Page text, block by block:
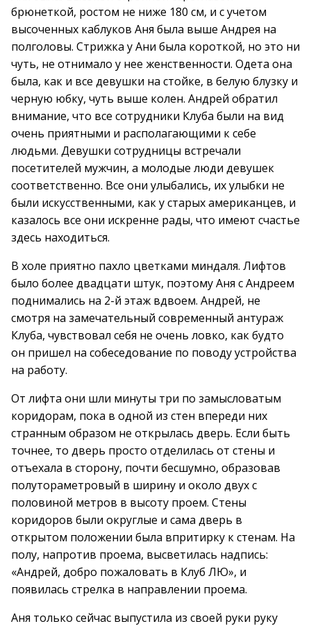
брюнеткой, ростом не ниже 180 см, и с учетом
высоченных каблуков Аня была выше Андрея на
полголовы. Стрижка у Ани была короткой, но это ни
чуть, не отнимало у нее женственности. Одета она
была, как и все девушки на стойке, в белую блузку и
черную юбку, чуть выше колен. Андрей обратил
внимание, что все сотрудники Клуба были на вид
очень приятными и располагающими к себе
людьми. Девушки сотрудницы встречали
посетителей мужчин, а молодые люди девушек
соответственно. Все они улыбались, их улыбки не
были искусственными, как у старых американцев, и
казалось все они искренне рады, что имеют счастье
здесь находиться.
В холе приятно пахло цветками миндаля. Лифтов
было более двадцати штук, поэтому Аня с Андреем
поднимались на 2-й этаж вдвоем. Андрей, не
смотря на замечательный современный антураж
Клуба, чувствовал себя не очень ловко, как будто
он пришел на собеседование по поводу устройства
на работу.
От лифта они шли минуты три по замысловатым
коридорам, пока в одной из стен впереди них
странным образом не открылась дверь. Если быть
точнее, то дверь просто отделилась от стены и
отъехала в сторону, почти бесшумно, образовав
полутораметровый в ширину и около двух с
половиной метров в высоту проем. Стены
коридоров были округлые и сама дверь в
открытом положении была впритирку к стенам. На
полу, напротив проема, высветилась надпись:
«Андрей, добро пожаловать в Клуб ЛЮ», и
появилась стрелка в направлении проема.
Аня только сейчас выпустила из своей руки руку